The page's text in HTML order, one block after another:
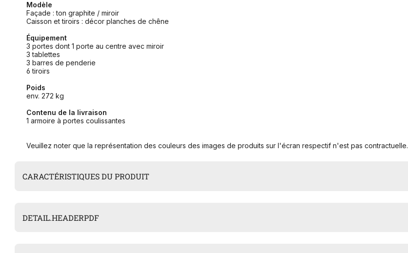
Modèle
Façade : ton graphite / miroir
Caisson et tiroirs : décor planches de chêne
Équipement
3 portes dont 1 porte au centre avec miroir
3 tablettes
3 barres de penderie
6 tiroirs
Poids
env. 272 kg
Contenu de la livraison
1 armoire à portes coulissantes
Veuillez noter que la représentation des couleurs des images de produits sur l'écran respectif n'est pas contractuelle.
CARACTÉRISTIQUES DU PRODUIT
DETAIL.HEADERPDF